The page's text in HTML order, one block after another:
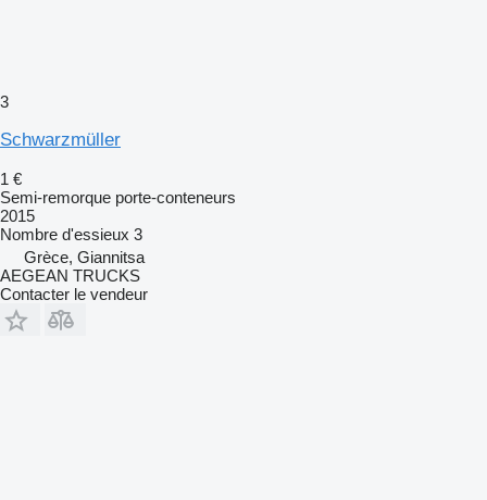
3
Schwarzmüller
1 €
Semi-remorque porte-conteneurs
2015
Nombre d'essieux 3
Grèce, Giannitsa
AEGEAN TRUCKS
Contacter le vendeur